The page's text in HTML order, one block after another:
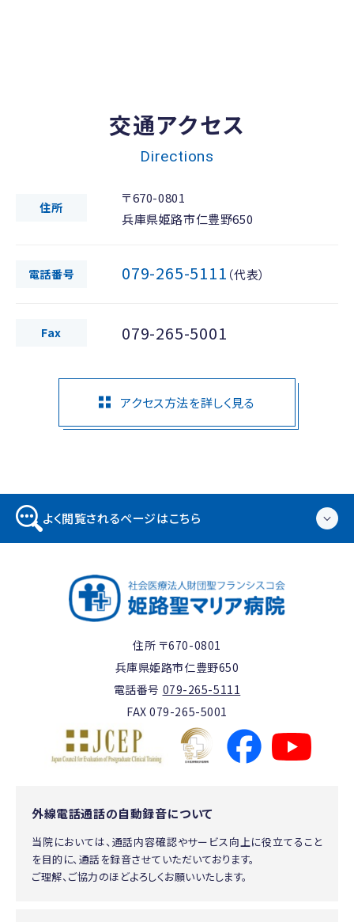
交通アクセス
Directions
住所
〒670-0801
兵庫県姫路市仁豊野650
電話番号 079-265-5111 （代表）
Fax 079-265-5001
アクセス方法を詳しく見る
よく閲覧されるページはこちら
住所 〒670-0801
兵庫県姫路市仁豊野650
電話番号 079-265-5111
FAX 079-265-5001
外線電話通話の自動録音について
当院においては、通話内容確認やサービス向上に役立てること
を目的に、通話を録音させていただいております。
ご理解、ご協力のほどよろしくお願いいたします。